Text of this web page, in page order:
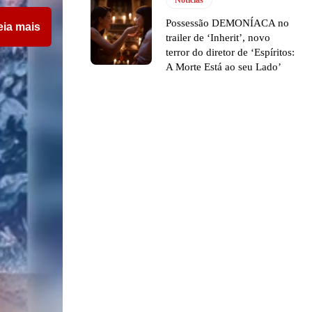
mais
Possessão DEMONÍACA no
trailer de ‘Inherit’, novo
terror do diretor de ‘Espíritos:
A Morte Está ao seu Lado’